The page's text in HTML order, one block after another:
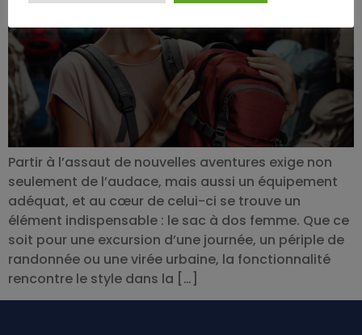
Partir à l’assaut de nouvelles aventures exige non
seulement de l’audace, mais aussi un équipement
adéquat, et au cœur de celui-ci se trouve un
élément indispensable : le sac à dos femme. Que ce
soit pour une excursion d’une journée, un périple de
randonnée ou une virée urbaine, la fonctionnalité
rencontre le style dans la […]